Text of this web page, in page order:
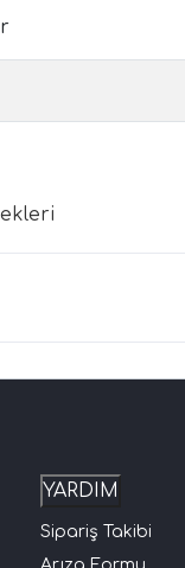
YARDIM
Sipariş Takibi